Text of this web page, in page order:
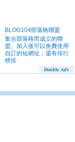
BLOG104部落格聯盟
集合部落格而成立的聯
盟。加入後可以免費使用
自訂的短網址；還有排行
榜排
Double Adv